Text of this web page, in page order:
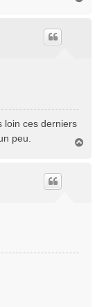
loin ces derniers
peu.